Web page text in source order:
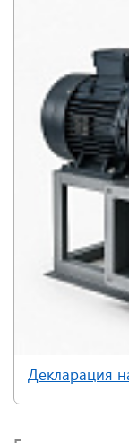
Декларация